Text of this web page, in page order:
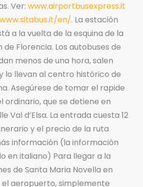
Ver: www.airportbusexpress.it
www.sitabus.it/en/. La estación
a la vuelta de la esquina de la
Florencia. Los autobuses de
menos de una hora, salen
lo llevan al centro histórico de
Asegúrese de tomar el rapide
ordinario, que se detiene en
Val d’Elsa. La entrada cuesta 12
y el precio de la ruta
información (la información
en italiano) Para llegar a la
de Santa Maria Novella en
el aeropuerto, simplemente